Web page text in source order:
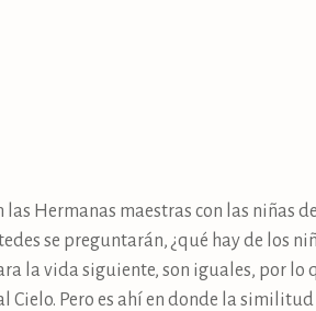
Hermanas maestras con las niñas
se preguntarán, ¿qué hay de los
la vida siguiente, son iguales, por lo
Pero es ahí en donde la